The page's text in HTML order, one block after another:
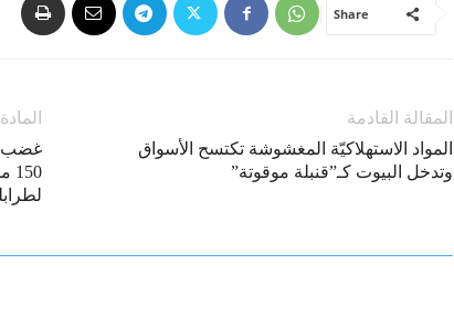
Share
غضب
المقالة القادمة
المواد الاستهلاكيّة المغشوشة تكتسح الأسواق
وتدخل البيوت كـ”قنبلة موقوتة”